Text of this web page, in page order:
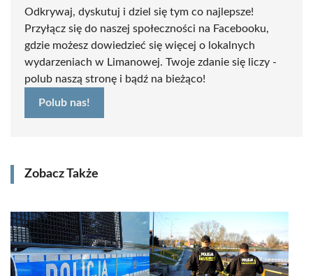
Odkrywaj, dyskutuj i dziel się tym co najlepsze!
Przyłącz się do naszej społeczności na Facebooku,
gdzie możesz dowiedzieć się więcej o lokalnych
wydarzeniach w Limanowej. Twoje zdanie się liczy -
polub naszą stronę i bądź na bieżąco!
Polub nas!
Zobacz Także